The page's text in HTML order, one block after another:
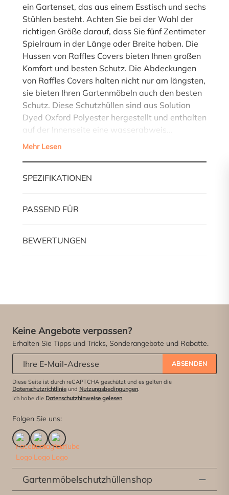
ein Gartenset, das aus einem Esstisch und sechs
Stühlen besteht. Achten Sie bei der Wahl der
richtigen Größe darauf, dass Sie fünf Zentimeter
Spielraum in der Länge oder Breite haben. Die
Hussen von Raffles Covers bieten Ihnen großen
Komfort und besten Schutz. Die Abdeckungen
von Raffles Covers halten nicht nur am längsten,
sie bieten Ihren Gartenmöbeln auch den besten
Schutz. Diese Schutzhüllen sind aus Solution
Dyed Oxford Polyester hergestellt und enthalten
auf der Innenseite eine wasserabweis…
Mehr Lesen
SPEZIFIKATIONEN
PASSEND FÜR
BEWERTUNGEN
Keine Angebote verpassen?
Erhalten Sie Tipps und Tricks, Sonderangebote und Rabatte.
ABSENDEN
Diese Seite ist durch reCAPTCHA geschützt und es gelten die
Datenschutzrichtlinie und Nutzungsbedingungen.
Ich habe die Datenschutzhinweise gelesen.
Folgen Sie uns:
Gartenmöbelschutzhüllenshop